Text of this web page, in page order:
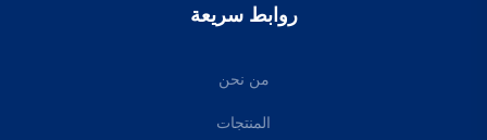
روابط سريعة
من نحن
المنتجات